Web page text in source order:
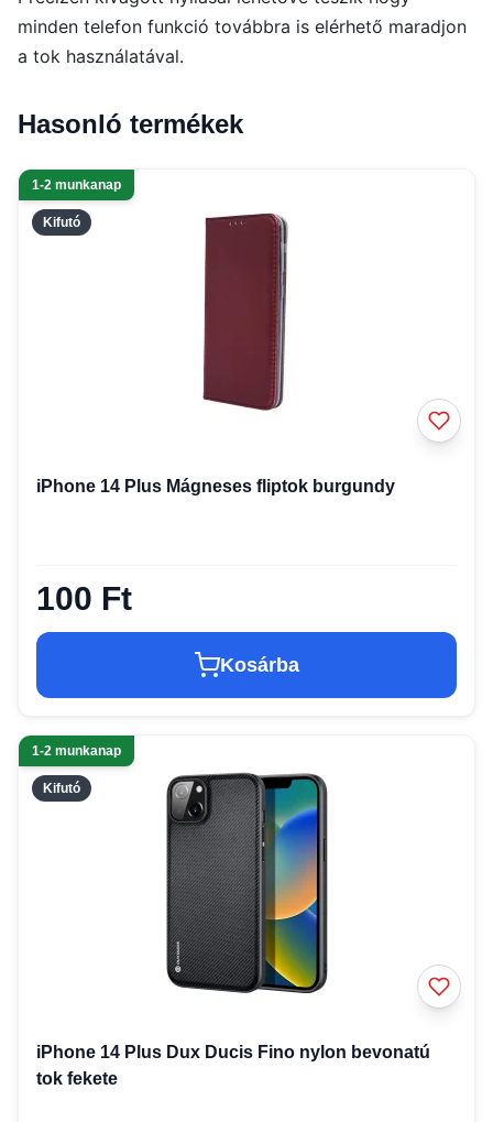
minden telefon funkció továbbra is elérhető maradjon
a tok használatával.
Hasonló termékek
Kifutó
1-2 munkanap
iPhone 14 Plus Mágneses fliptok burgundy
100 Ft
Kosárba
Kifutó
1-2 munkanap
iPhone 14 Plus Dux Ducis Fino nylon bevonatú
tok fekete